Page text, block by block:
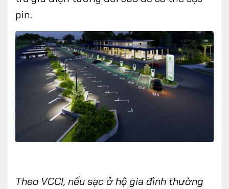
pin.
Theo VCCI, nếu sạc ở hộ gia đình thường